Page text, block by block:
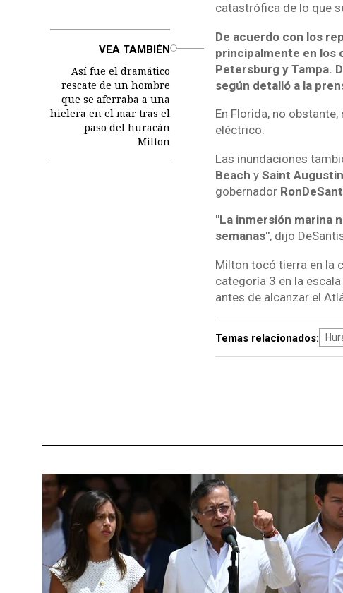
catastrófica de lo que
VEA TAMBIÉN
Así fue el dramático
rescate de un hombre
que se aferraba a una
hielera en el mar tras el
paso del huracán
Milton
De acuerdo con los
principalmente en los
Petersburg y Tampa.
según detalló a la
En Florida, no
eléctrico.
Las inundaciones
Beach y Saint
gobernador Ron
"La inmersión marina
semanas", dijo
Milton tocó tierra en la
categoría 3 en la escala
antes de alcanzar el
Temas relacionados: